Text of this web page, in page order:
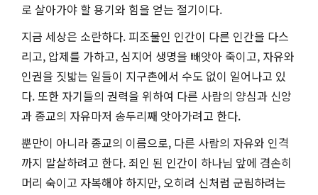
로 살아가야 할 용기와 힘을 얻는 절기이다.
지금 세상은 소란하다. 피조물인 인간이 다른 인간을 다스
리고, 압제를 가하고, 심지어 생명을 빼앗아 죽이고, 자유와
인권을 짓밟는 일들이 지구촌에서 수도 없이 일어나고 있
다. 또한 자기들의 권력을 위하여 다른 사람의 양심과 신앙
과 종교의 자유마저 송두리째 앗아가려고 한다.
뿐만이 아니라 종교의 이름으로, 다른 사람의 자유와 인격
까지 말살하려고 한다. 죄인 된 인간이 하나님 앞에 겸손히
머리 숙이고 자복해야 하지만, 오히려 신처럼 군림하려는